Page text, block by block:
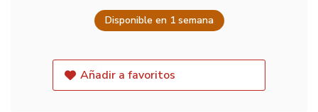
Disponible en 1 semana
Añadir a favoritos